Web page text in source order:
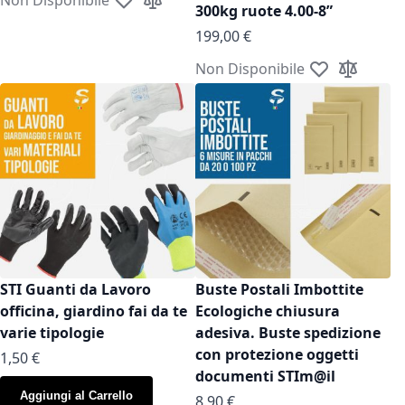
Aggiungi alla lista desideri
Aggiungi al confronto
300kg ruote 4.00-8”
199,00 €
Non Disponibile Aggiungi alla
Aggiungi
STI Guanti da Lavoro
officina, giardino fai da te
varie tipologie
As low as
1,50 €
Aggiungi al Carrello
Buste Postali Imbottite
Ecologiche chiusura
adesiva. Buste spedizione
con protezione oggetti
documenti STIm@il
As low as